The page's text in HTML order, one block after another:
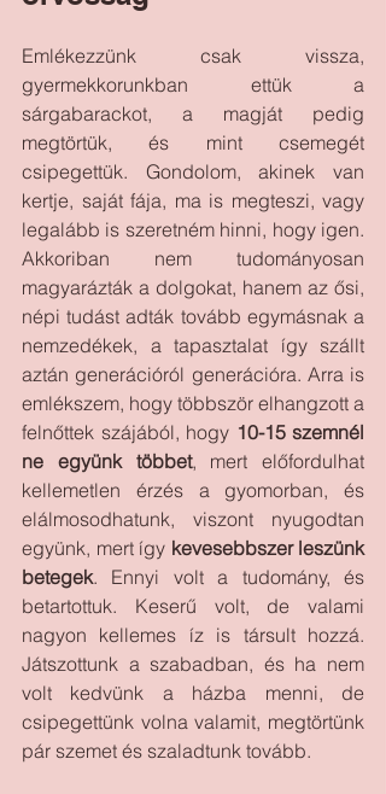
Emlékezzünk csak vissza,
gyermekkorunkban ettük a
sárgabarackot, a magját pedig
megtörtük, és mint csemegét
csipegettük. Gondolom, akinek van
kertje, saját fája, ma is megteszi, vagy
legalább is szeretném hinni, hogy igen.
Akkoriban nem tudományosan
magyarázták a dolgokat, hanem az ősi,
népi tudást adták tovább egymásnak a
nemzedékek, a tapasztalat így szállt
aztán generációról generációra. Arra is
emlékszem, hogy többször elhangzott a
felnőttek szájából, hogy 10-15 szemnél
ne együnk többet, mert előfordulhat
kellemetlen érzés a gyomorban, és
elálmosodhatunk, viszont nyugodtan
együnk, mert így kevesebbszer leszünk
betegek. Ennyi volt a tudomány, és
betartottuk. Keserű volt, de valami
nagyon kellemes íz is társult hozzá.
Játszottunk a szabadban, és ha nem
volt kedvünk a házba menni, de
csipegettünk volna valamit, megtörtünk
pár szemet és szaladtunk tovább.